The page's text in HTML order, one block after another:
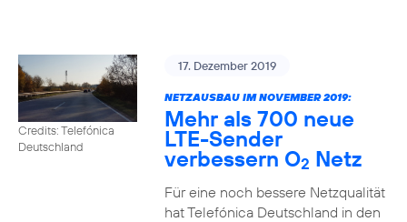
Credits: Telefónica
Deutschland
17. Dezember 2019
NETZAUSBAU IM NOVEMBER 2019:
Mehr als 700 neue
LTE-Sender
verbessern O2 Netz
Für eine noch bessere Netzqualität
hat Telefónica Deutschland in den